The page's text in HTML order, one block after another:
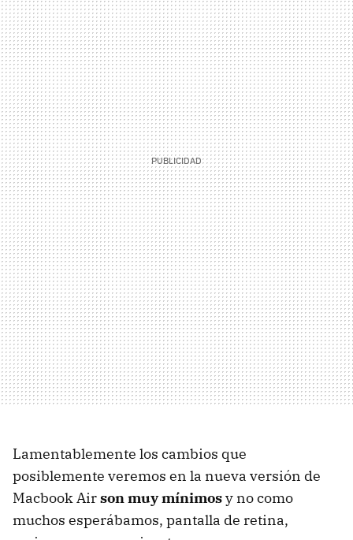
Lamentablemente los cambios que
posiblemente veremos en la nueva versión de
Macbook Airson muy mínimosy no como
muchos esperábamos, pantalla de retina,